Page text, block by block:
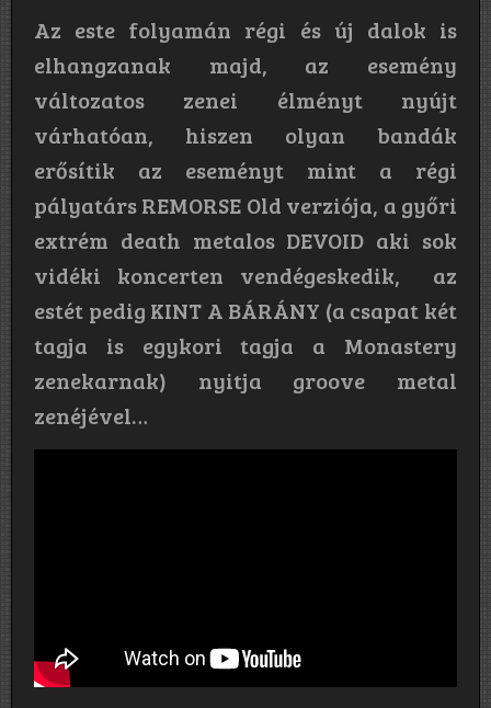
Az este folyamán régi és új dalok is
elhangzanak majd, az esemény
változatos zenei élményt nyújt
várhatóan, hiszen olyan bandák
erősítik az eseményt mint a régi
pályatárs REMORSE Old verziója, a győri
extrém death metalos DEVOID aki sok
vidéki koncerten vendégeskedik, az
estét pedig KINT A BÁRÁNY (a csapat két
tagja is egykori tagja a Monastery
zenekarnak) nyitja groove metal
zenéjével…